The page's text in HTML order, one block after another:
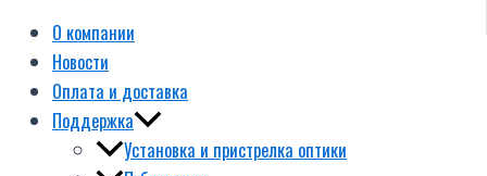
О компании
Новости
Оплата и доставка
Поддержка
Установка и пристрелка оптики